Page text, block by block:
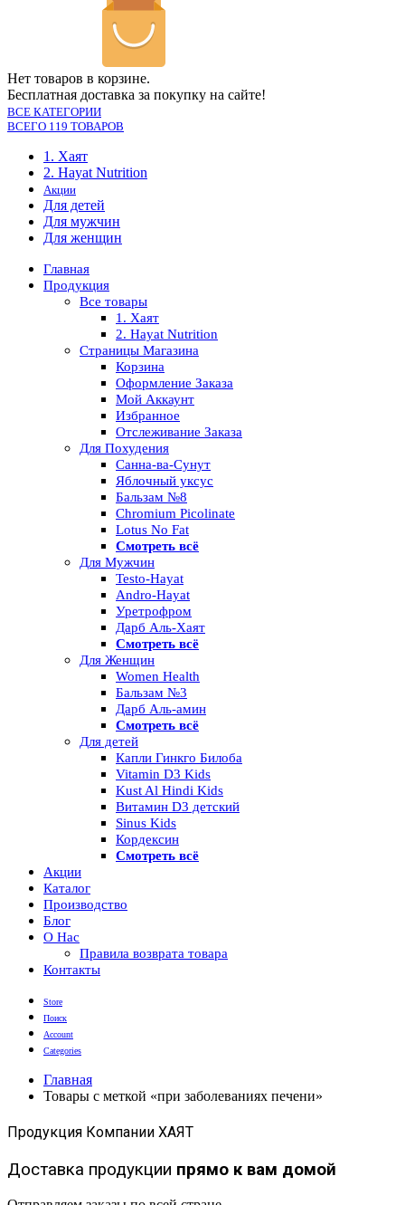
Нет товаров в корзине.
Бесплатная доставка за покупку на сайте!
ВСЕ КАТЕГОРИИ
ВСЕГО 119 ТОВАРОВ
1. Хаят
2. Hayat Nutrition
Акции
Для детей
Для мужчин
Для женщин
Главная
Продукция
Все товары
1. Хаят
2. Hayat Nutrition
Страницы Магазина
Корзина
Оформление Заказа
Мой Аккаунт
Избранное
Отслеживание Заказа
Для Похудения
Санна-ва-Сунут
Яблочный уксус
Бальзам №8
Chromium Picolinate
Lotus No Fat
Смотреть всё
Для Мужчин
Testo-Hayat
Andro-Hayat
Уретрофром
Дарб Аль-Хаят
Смотреть всё
Для Женщин
Women Health
Бальзам №3
Дарб Аль-амин
Смотреть всё
Для детей
Капли Гинкго Билоба
Vitamin D3 Kids
Kust Al Hindi Kids
Витамин D3 детский
Sinus Kids
Кордексин
Смотреть всё
Акции
Каталог
Производство
Блог
О Нас
Правила возврата товара
Контакты
Store
Поиск
Account
Categories
Главная
Товары с меткой «при заболеваниях печени»
Продукция Компании ХАЯТ
Доставка продукции прямо к вам домой